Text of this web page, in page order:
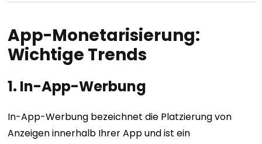
App-Monetarisierung:
Wichtige Trends
1. In-App-Werbung
In-App-Werbung bezeichnet die Platzierung von
Anzeigen innerhalb Ihrer App und ist ein